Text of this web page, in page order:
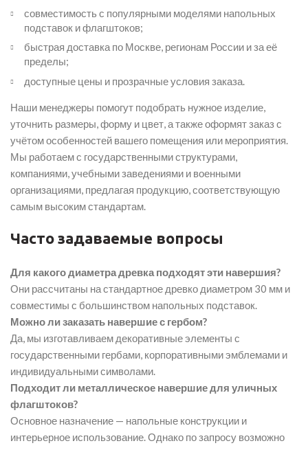
совместимость с популярными моделями напольных
подставок и флагштоков;
быстрая доставка по Москве, регионам России и за её
пределы;
доступные цены и прозрачные условия заказа.
Наши менеджеры помогут подобрать нужное изделие,
уточнить размеры, форму и цвет, а также оформят заказ с
учётом особенностей вашего помещения или мероприятия.
Мы работаем с государственными структурами,
компаниями, учебными заведениями и военными
организациями, предлагая продукцию, соответствующую
самым высоким стандартам.
Часто задаваемые вопросы
Для какого диаметра древка подходят эти навершия?
Они рассчитаны на стандартное древко диаметром 30 мм и
совместимы с большинством напольных подставок.
Можно ли заказать навершие с гербом?
Да, мы изготавливаем декоративные элементы с
государственными гербами, корпоративными эмблемами и
индивидуальными символами.
Подходит ли металлическое навершие для уличных
флагштоков?
Основное назначение — напольные конструкции и
интерьерное использование. Однако по запросу возможно